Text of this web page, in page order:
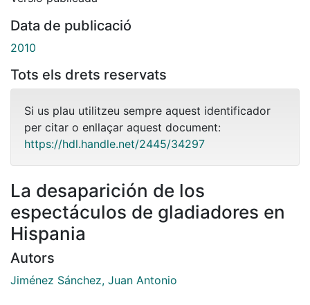
Data de publicació
2010
Tots els drets reservats
Si us plau utilitzeu sempre aquest identificador
per citar o enllaçar aquest document:
https://hdl.handle.net/2445/34297
La desaparición de los
espectáculos de gladiadores en
Hispania
Autors
Jiménez Sánchez, Juan Antonio